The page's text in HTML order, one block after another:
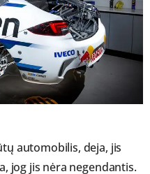
automobilis, deja, jis
jog jis nėra negendantis.